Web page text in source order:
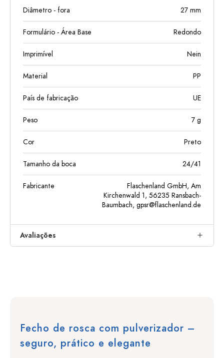
Diâmetro - fora 27 mm
Formulário - Área Base Redondo
Imprimível Nein
Material PP
País de fabricação UE
Peso 7 g
Cor Preto
Tamanho da boca 24/41
Fabricante
Flaschenland GmbH, Am
Kirchenwald 1, 56235 Ransbach-
Baumbach, gpsr@flaschenland.de
Avaliações
Fecho de rosca com pulverizador –
seguro, prático e elegante